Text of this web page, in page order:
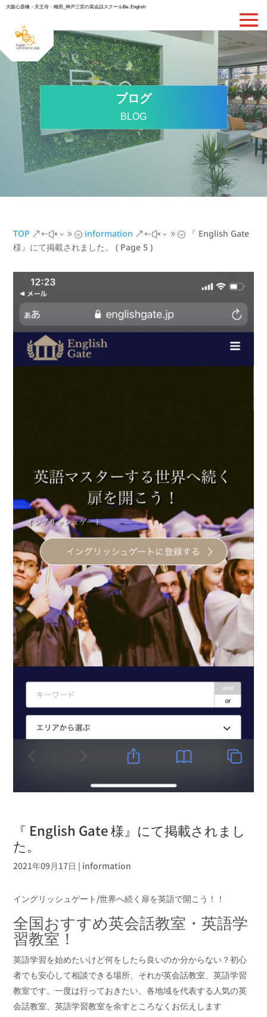
大阪心斎橋・天王寺・梅田_神戸三宮の英会話スクールBe..English
ブログ
BLOG
TOP &#x39; information &#x39;
『 English Gate
様』にて掲載されました。
( Page 5 )
『 English Gate 様』にて掲載されまし
た。
2021年09月17日 | information
イングリッシュゲート/世界へ続く扉を英語で開こう！！
全国おすすめ英会話教室・英語学
習教室！
英語学習を始めたいけど何をしたら良いのか分からない？初心
者でも安心して相談できる場所、それが英会話教室、英語学習
教室です。一度は行っておきたい、各地域を代表する人気の英
会話教室、英語学習教室を余すところなくお伝えします